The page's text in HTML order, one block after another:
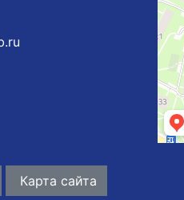
Карта сайта